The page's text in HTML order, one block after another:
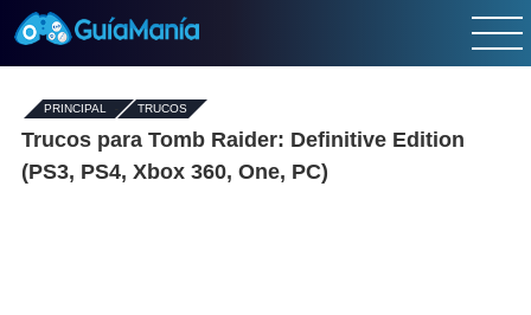
PRINCIPAL - TRUCOS
Trucos para Tomb Raider: Definitive Edition
(PS3, PS4, Xbox 360, One, PC)